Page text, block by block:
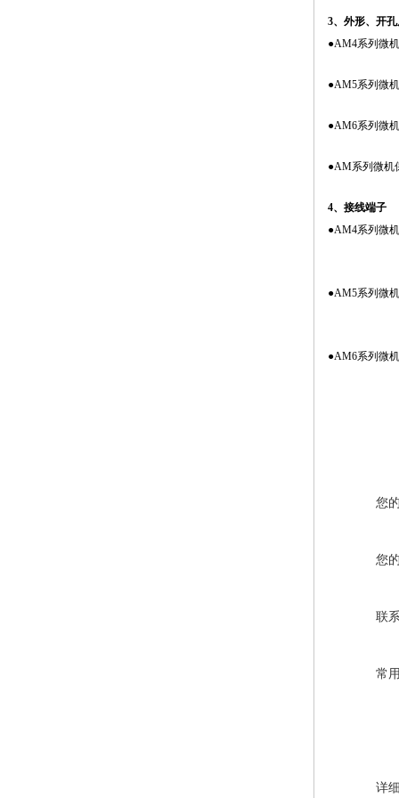
3、外形、开
●AM4系列微
●AM5系列微
●AM6系列微
●AM系列微机
4、接线端子
●AM4系列微
●AM5系列微
●AM6系列微
您
您
联
常
详